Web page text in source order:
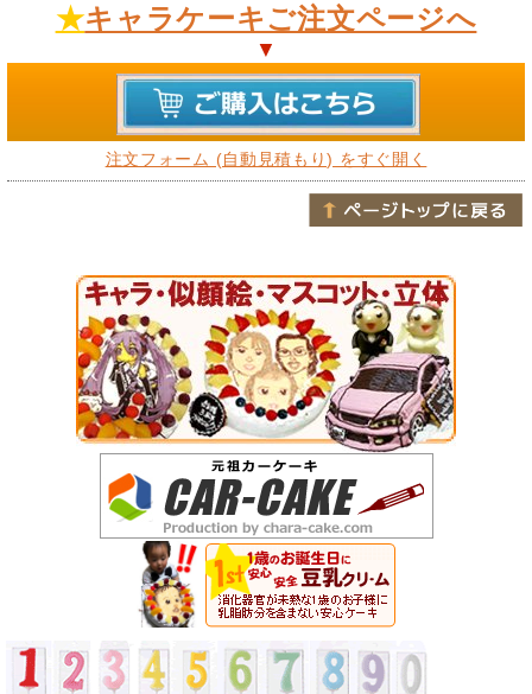
★キャラケーキご注文ページへ
▼
注文フォーム (自動見積もり) をすぐ開く